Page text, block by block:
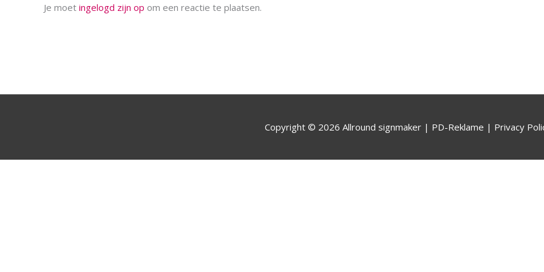
Je moet ingelogd zijn op om een reactie te plaatsen.
Copyright © 2026 Allround signmaker | PD-Reklame | Privacy